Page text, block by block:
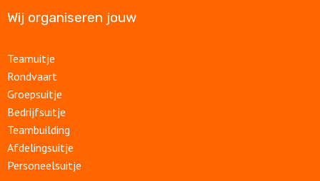
Wij organiseren jouw
Teamuitje
Rondvaart
Groepsuitje
Bedrijfsuitje
Teambuilding
Afdelingsuitje
Personeelsuitje